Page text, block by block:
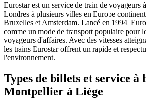
Eurostar est un service de train de voyageurs
Londres à plusieurs villes en Europe
Bruxelles et Amsterdam. Lancé en 1994,
comme un mode de transport populaire pour
voyageurs d'affaires. Avec des vitesses
les trains Eurostar offrent un rapide et
l'environnement.
Types de billets et service à
Montpellier à Liège